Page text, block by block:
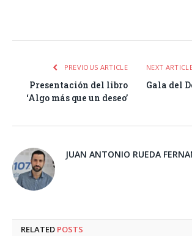
PREVIOUS ARTICLE
Presentación del libro
‘Algo más que un deseo’
NEXT
Gala del
JUAN ANTONIO RUEDA
RELATED POSTS